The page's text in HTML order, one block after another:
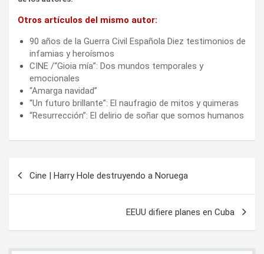
Otros artículos del mismo autor:
90 años de la Guerra Civil Española Diez testimonios de
infamias y heroísmos
CINE /“Gioia mía”: Dos mundos temporales y
emocionales
“Amarga navidad”
“Un futuro brillante”: El naufragio de mitos y quimeras
“Resurrección”: El delirio de soñar que somos humanos
Cine | Harry Hole destruyendo a Noruega
EEUU difiere planes en Cuba